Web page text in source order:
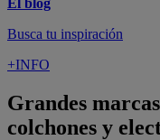
El blog
Busca tu inspiración
+INFO
Grandes
colchones y